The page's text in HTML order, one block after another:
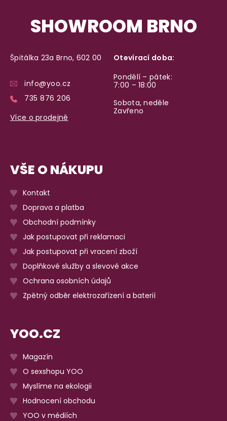
SHOWROOM BRNO
Špitálka 23a Brno, 602 00
info@yoo.cz
735 876 206
Více o prodejně
Otevírací doba:
Pondělí – pátek:
7:00 – 18:00
Sobota, neděle
Zavřeno
VŠE O NÁKUPU
Kontakt
Doprava a platba
Obchodní podmínky
Jak postupovat při reklamaci
Jak postupovat při vracení zboží
Doplňkové služby a slevové akce
Ochrana osobních údajů
Zpětný odběr elektrozařízení a baterií
YOO.CZ
Magazín
O sexshopu YOO
Myslíme na ekologii
Hodnocení obchodu
YOO v médiích